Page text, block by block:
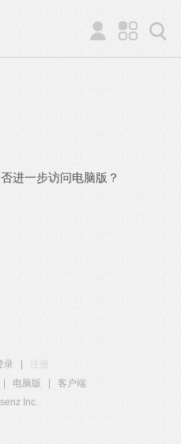
进一步访问电脑版？
录
注册
电脑版
客户端
Inc.